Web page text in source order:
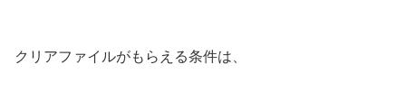
クリアファイルがもらえる条件は、